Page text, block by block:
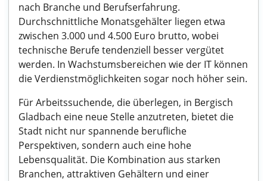
nach Branche und Berufserfahrung.
Durchschnittliche Monatsgehälter liegen etwa
zwischen 3.000 und 4.500 Euro brutto, wobei
technische Berufe tendenziell besser vergütet
werden. In Wachstumsbereichen wie der IT können
die Verdienstmöglichkeiten sogar noch höher sein.
Für Arbeitssuchende, die überlegen, in Bergisch
Gladbach eine neue Stelle anzutreten, bietet die
Stadt nicht nur spannende berufliche
Perspektiven, sondern auch eine hohe
Lebensqualität. Die Kombination aus starken
Branchen, attraktiven Gehältern und einer